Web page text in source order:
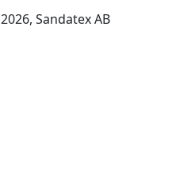
2026, Sandatex AB